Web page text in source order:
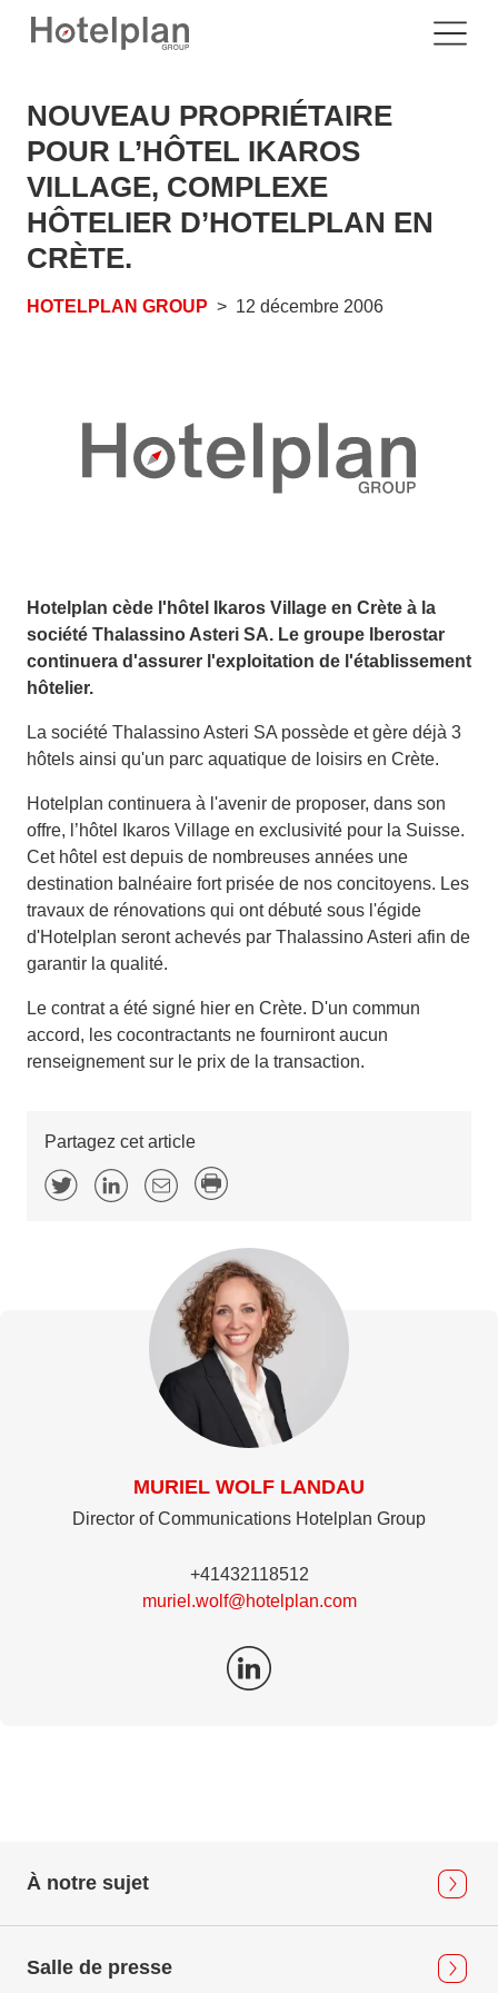
NOUVEAU PROPRIÉTAIRE
POUR L’HÔTEL IKAROS
VILLAGE, COMPLEXE
HÔTELIER D’HOTELPLAN EN
CRÈTE.
HOTELPLAN GROUP 12 décembre 2006
Hotelplan cède l'hôtel Ikaros Village en Crète à la
société Thalassino Asteri SA. Le groupe Iberostar
continuera d'assurer l'exploitation de l'établissement
hôtelier.
La société Thalassino Asteri SA possède et gère déjà 3
hôtels ainsi qu'un parc aquatique de loisirs en Crète.
Hotelplan continuera à l'avenir de proposer, dans son
offre, l’hôtel Ikaros Village en exclusivité pour la Suisse.
Cet hôtel est depuis de nombreuses années une
destination balnéaire fort prisée de nos concitoyens. Les
travaux de rénovations qui ont débuté sous l'égide
d'Hotelplan seront achevés par Thalassino Asteri afin de
garantir la qualité.
Le contrat a été signé hier en Crète. D'un commun
accord, les cocontractants ne fourniront aucun
renseignement sur le prix de la transaction.
Partagez cet article
MURIEL WOLF LANDAU
Director of Communications Hotelplan Group
+41432118512
muriel.wolf@hotelplan.com
À notre sujet
Salle de presse